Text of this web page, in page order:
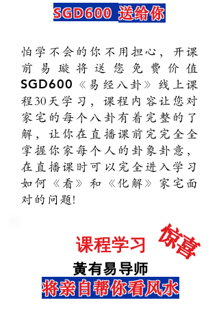
SGD600送给你
怕学不会的你不用担心，开课
前易璇将送您免费价值
SGD600 《易经八卦》线上课
程30天学习，课程内容让您对
家宅的每个八卦有着完整的了
解，让你在直播课前完完全全
掌握你家每个人的卦象卦意，
在直播课时可以完全进入学习
如何《看》和《化解》家宅面
对的问题!
​惊喜
​课程学习
黃有易导师
将亲自帮你看风水